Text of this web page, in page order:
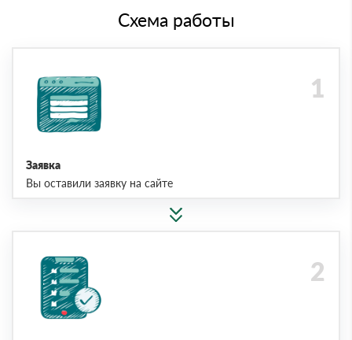
Схема работы
Заявка
Вы оставили заявку на сайте